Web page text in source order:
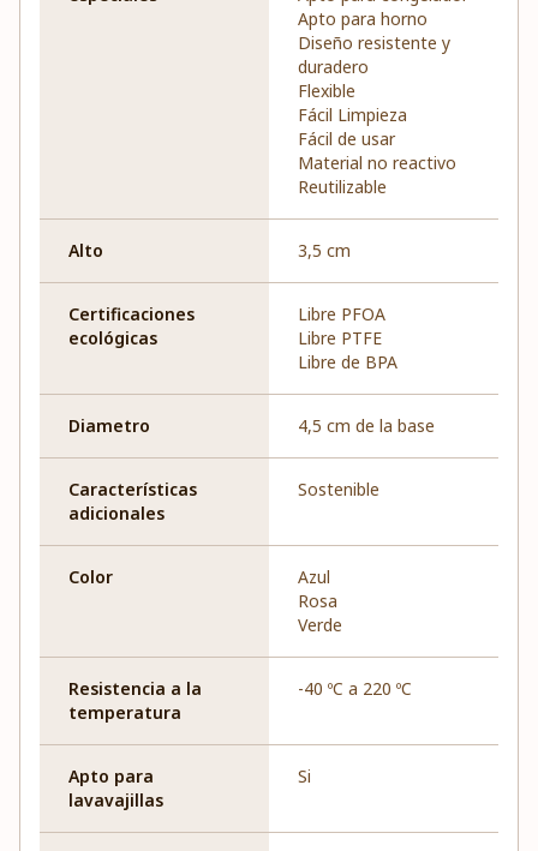
Apto para horno
Diseño resistente y
duradero
Flexible
Fácil Limpieza
Fácil de usar
Material no reactivo
Reutilizable
Alto 3,5 cm
Certificaciones
ecológicas
Libre PFOA
Libre PTFE
Libre de BPA
Diametro 4,5 cm de la base
Características
adicionales
Sostenible
Color
Azul
Rosa
Verde
Resistencia a la
temperatura
-40 ºC a 220 ºC
Apto para
lavavajillas
Si